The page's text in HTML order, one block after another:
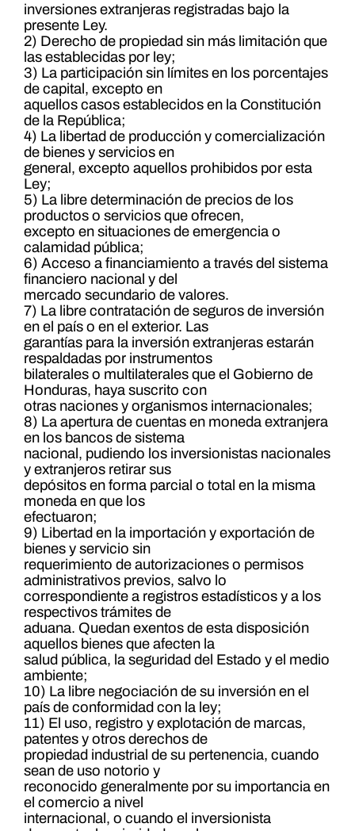
inversiones extranjeras registradas bajo la
presente Ley.
2) Derecho de propiedad sin más limitación que
las establecidas por ley;
3) La participación sin límites en los porcentajes
de capital, excepto en
aquellos casos establecidos en la Constitución
de la República;
4) La libertad de producción y comercialización
de bienes y servicios en
general, excepto aquellos prohibidos por esta
Ley;
5) La libre determinación de precios de los
productos o servicios que ofrecen,
excepto en situaciones de emergencia o
calamidad pública;
6) Acceso a financiamiento a través del sistema
financiero nacional y del
mercado secundario de valores.
7) La libre contratación de seguros de inversión
en el país o en el exterior. Las
garantías para la inversión extranjeras estarán
respaldadas por instrumentos
bilaterales o multilaterales que el Gobierno de
Honduras, haya suscrito con
otras naciones y organismos internacionales;
8) La apertura de cuentas en moneda extranjera
en los bancos de sistema
nacional, pudiendo los inversionistas nacionales
y extranjeros retirar sus
depósitos en forma parcial o total en la misma
moneda en que los
efectuaron;
9) Libertad en la importación y exportación de
bienes y servicio sin
requerimiento de autorizaciones o permisos
administrativos previos, salvo lo
correspondiente a registros estadísticos y a los
respectivos trámites de
aduana. Quedan exentos de esta disposición
aquellos bienes que afecten la
salud pública, la seguridad del Estado y el medio
ambiente;
10) La libre negociación de su inversión en el
país de conformidad con la ley;
11) El uso, registro y explotación de marcas,
patentes y otros derechos de
propiedad industrial de su pertenencia, cuando
sean de uso notorio y
reconocido generalmente por su importancia en
el comercio a nivel
internacional, o cuando el inversionista